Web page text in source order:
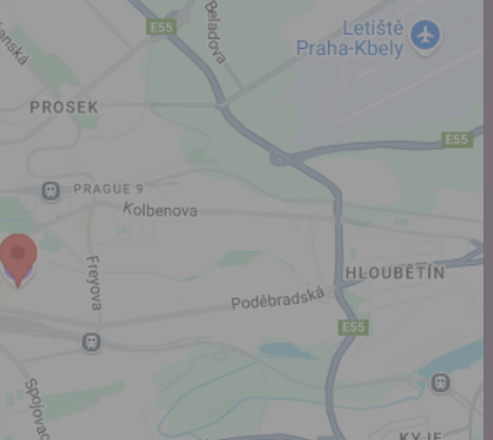
zpracováním osobních údajů za účelem
vytvoření Vašeho uživatelského účtu
nezbytného pro přihlášení uživatele na
webových stránkách a využití jejich
základních funkcí. Souhlas je udělen po
dobu existence uživatelského účtu až do
jeho odstranění, nebo do odvolání
Vašeho souhlasu se zpracováním
osobních údajů pro tento účel.
Zaškrtnutím políčka „Chci dostávat
emailem newsletter“ udělujete souhlas
se zpracováním výše uvedených
osobních údajů za účelem rozesílání
redakčních a marketingových sdělení
Správcem, zejména marketingových
materiálů a pozvánek na akce v Praze.
Souhlas je udělen po dobu pěti let, nebo
do odvolání Vašeho souhlasu se